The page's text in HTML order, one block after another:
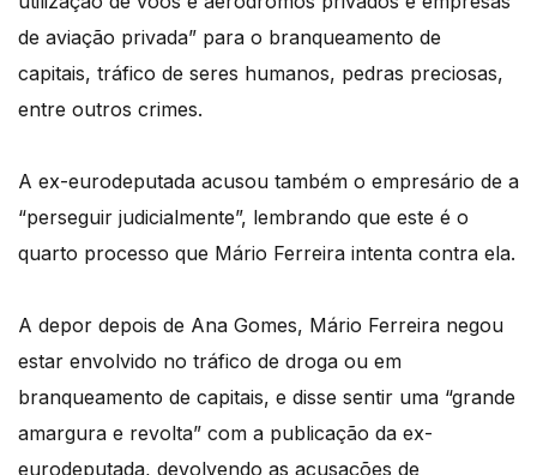
de aviação privada” para o branqueamento de
capitais, tráfico de seres humanos, pedras preciosas,
entre outros crimes.
A ex-eurodeputada acusou também o empresário de a
“perseguir judicialmente”, lembrando que este é o
quarto processo que Mário Ferreira intenta contra ela.
A depor depois de Ana Gomes, Mário Ferreira negou
estar envolvido no tráfico de droga ou em
branqueamento de capitais, e disse sentir uma “grande
amargura e revolta” com a publicação da ex-
eurodeputada, devolvendo as acusações de